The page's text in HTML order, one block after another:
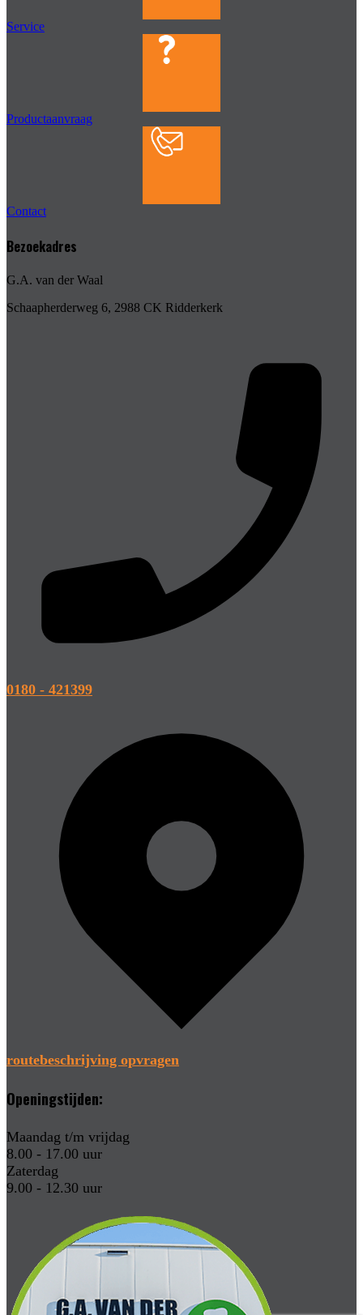
Service
Productaanvraag
Contact
Bezoekadres
G.A. van der Waal
Schaapherderweg 6, 2988 CK Ridderkerk
0180 - 421399
routebeschrijving opvragen
Openingstijden:
Maandag t/m vrijdag
8.00 - 17.00 uur
Zaterdag
9.00 - 12.30 uur